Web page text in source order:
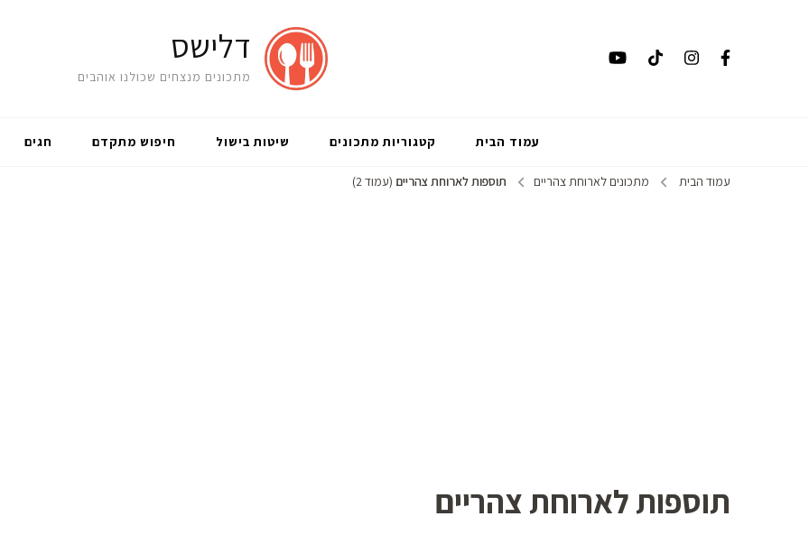
דלישס
מתכונים מנצחים שכולנו אוהבים
עמוד הבית קטגוריות מתכונים שיטות בישול חיפוש מתקדם חגים
עמוד הבית מתכונים לארוחת צהריים תוספות לארוחת צהריים (עמוד 2)
תוספות לארוחת צהריים